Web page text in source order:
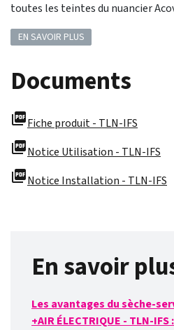
toutes les teintes du nuancier
EN SAVOIR PLUS
Documents
picture_as_pdfFiche produit - TLN-IFS
picture_as_pdfNotice Utilisation - TLN-IFS
picture_as_pdfNotice Installation - TLN-IFS
En savoir
Les avantages du sèche-
+AIR ÉLECTRIQUE - TLN-IFS :